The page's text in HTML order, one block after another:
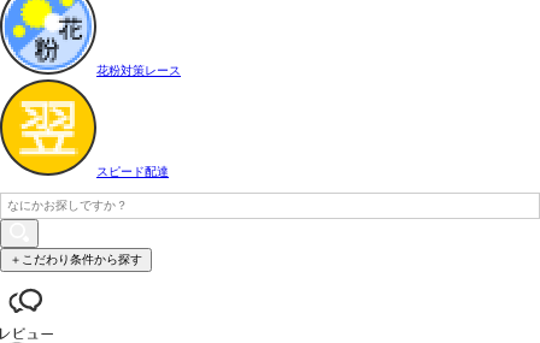
花粉対策レース
スピード配達
＋こだわり条件から探す